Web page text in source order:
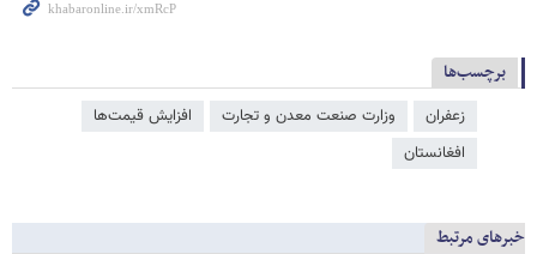
برچسب‌ها
زعفران وزارت صنعت معدن و تجارت
افزایش قیمت‌ها
افغانستان
خبرهای مرتبط